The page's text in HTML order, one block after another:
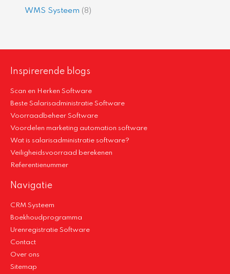
WMS Systeem (8)
Inspirerende blogs
Scan en Herken Software
Beste Salarisadministratie Software
Voorraadbeheer Software
Voordelen marketing automation software
Wat is salarisadministratie software?
Veiligheidsvoorraad berekenen
Referentienummer
Navigatie
CRM Systeem
Boekhoudprogramma
Urenregistratie Software
Contact
Over ons
Sitemap